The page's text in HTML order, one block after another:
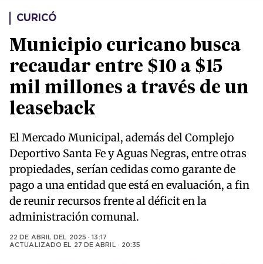
CURICÓ
Municipio curicano busca
recaudar entre $10 a $15
mil millones a través de un
leaseback
El Mercado Municipal, además del Complejo
Deportivo Santa Fe y Aguas Negras, entre otras
propiedades, serían cedidas como garante de
pago a una entidad que está en evaluación, a fin
de reunir recursos frente al déficit en la
administración comunal.
22 DE ABRIL DEL 2025 · 13:17
ACTUALIZADO EL 27 DE ABRIL · 20:35